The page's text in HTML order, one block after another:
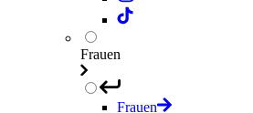
Frauen
Frauen